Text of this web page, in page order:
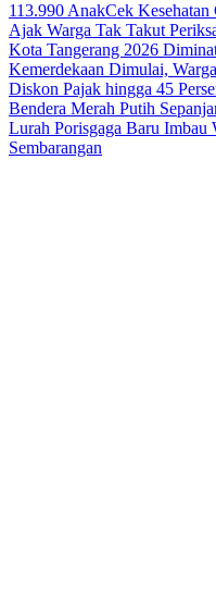
113.990 AnakCek Kesehatan
Ajak Warga Tak Takut
Kota Tangerang 2026
Kemerdekaan Dimulai,
Diskon Pajak hingga 45
Bendera Merah Putih
Lurah Porisgaga Baru Imbau
Sembarangan